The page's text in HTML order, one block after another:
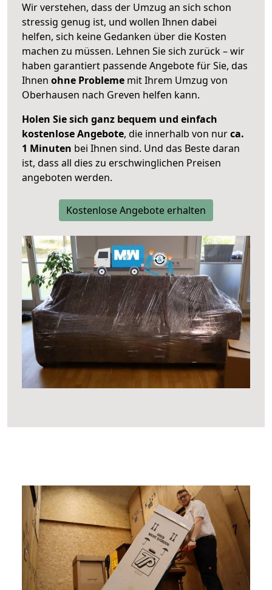
Wir verstehen, dass der Umzug an sich schon
stressig genug ist, und wollen Ihnen dabei
helfen, sich keine Gedanken über die Kosten
machen zu müssen. Lehnen Sie sich zurück – wir
haben garantiert passende Angebote für Sie, das
Ihnen ohne Probleme mit Ihrem Umzug von
Oberhausen nach Greven helfen kann.
Holen Sie sich ganz bequem und einfach
kostenlose Angebote, die innerhalb von nurca.
1 Minuten bei Ihnen sind. Und das Beste daran
ist, dass all dies zu erschwinglichen Preisen
angeboten werden.
Kostenlose Angebote erhalten